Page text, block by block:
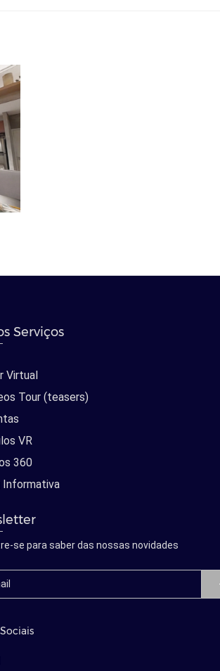
Serviços
Virtual
Tour (teasers)
VR
360
Informativa
se para saber das nossas novidades